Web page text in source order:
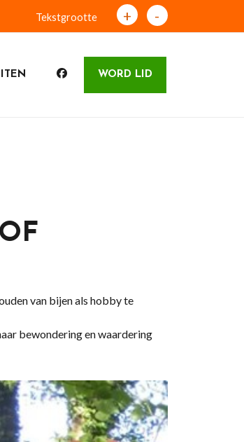
Tekstgrootte + -
WORD LID
van bijen als hobby te
bewondering en waardering